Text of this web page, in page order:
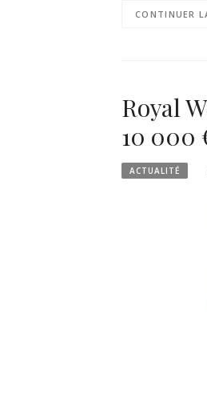
CONTINUER
Royal
10 000
ACTUALITÉ